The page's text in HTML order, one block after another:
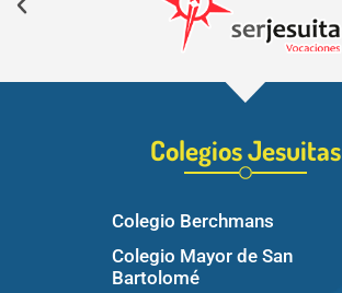
Colegios Jesuitas
Colegio Berchmans
Colegio Mayor de San
Bartolomé